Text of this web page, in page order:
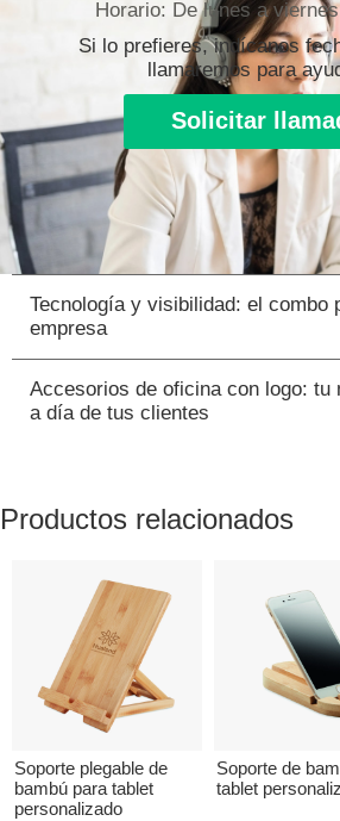
Horario: De lunes a
Si lo prefieres, indícanos
llamaremos para
Solicitar
Tecnología y visibilidad: el combo
empresa
Accesorios de oficina con logo: tu
a día de tus clientes
Productos relacionados
Soporte plegable de
bambú para tablet
personalizado
Soporte de
tablet